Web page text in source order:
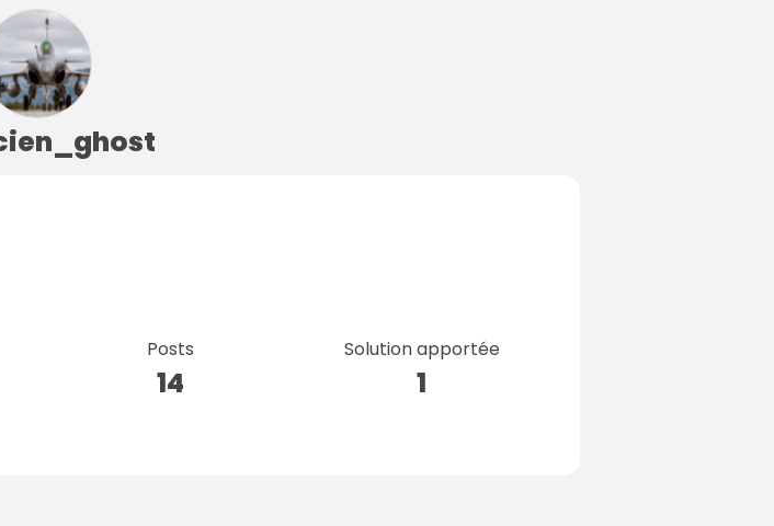
Posts
14
Solution apportée
1